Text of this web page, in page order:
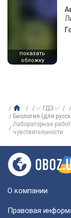
показать
обложку
✅ ГДЗ ✅
Биология (для
Лабораторная
чувствительности
О компании
Правовая